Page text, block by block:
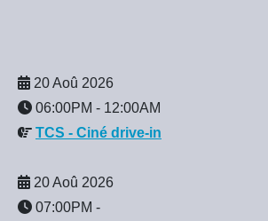
20 Aoû 2026
06:00PM - 12:00AM
TCS - Ciné drive-in
20 Aoû 2026
07:00PM -